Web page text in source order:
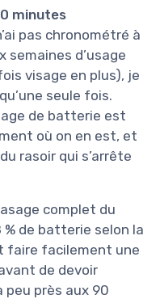
minutes
pas chronométré à
semaines d’usage
visage en plus), je
seule fois.
de batterie est
où on en est, et
rasoir qui s’arrête
complet du
% de batterie selon la
faire facilement une
de devoir
peu près aux 90